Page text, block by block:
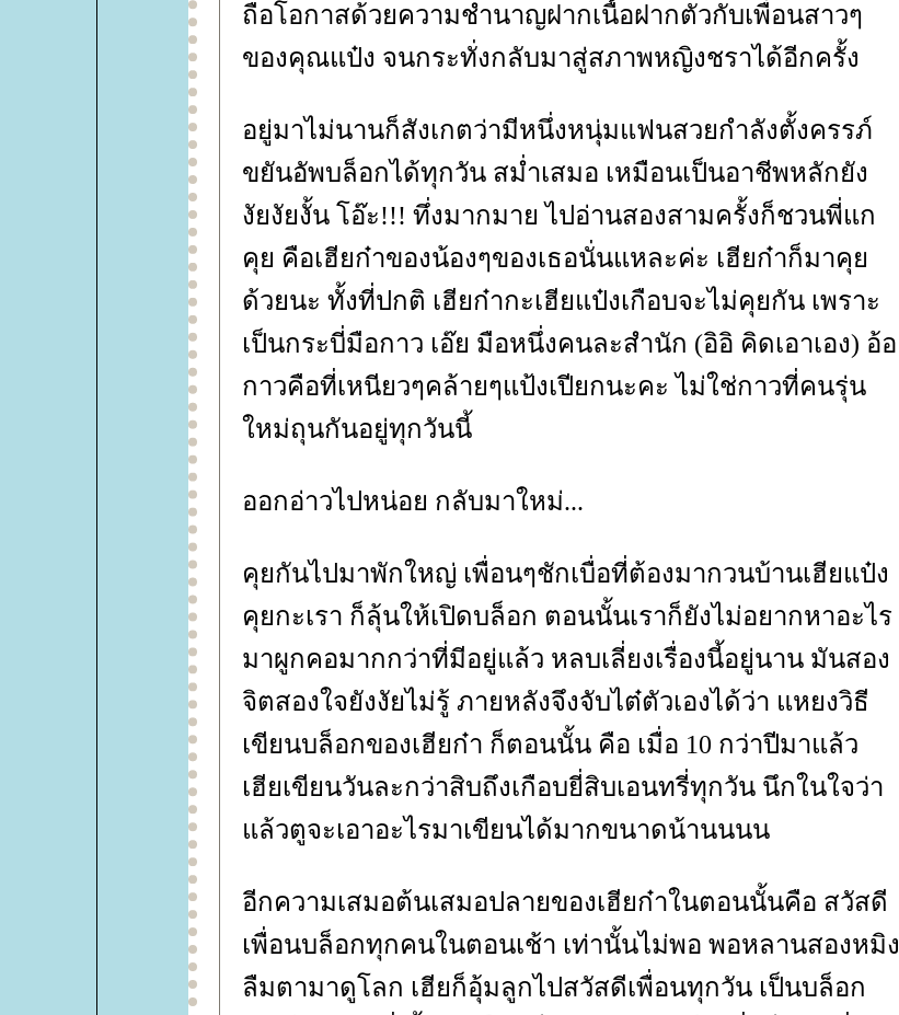
ถือโอกาสด้วยความชำนาญฝากเนื้อฝากตัวกับเพื่อนสาวๆ
ของคุณแป๋ง จนกระทั่งกลับมาสู่สภาพหญิงชราได้อีกครั้ง
อยู่มาไม่นานก็สังเกตว่ามีหนึ่งหนุ่มแฟนสวยกำลังตั้งครรภ์
ขยันอัพบล็อกได้ทุกวัน สม่ำเสมอ เหมือนเป็นอาชีพหลักยัง
งัยงัยงั้น โอ๊ะ!!! ทึ่งมากมาย ไปอ่านสองสามครั้งก็ชวนพี่แก
คุย คือเฮียก๋าของน้องๆของเธอนั่นแหละค่ะ เฮียก๋าก็มาคุ
ด้วยนะ ทั้งที่ปกติ เฮียก๋ากะเฮียแป๋งเกือบจะไม่คุยกัน เพราะ
เป็นกระบี่มือกาว เอ๊ย มือหนึ่งคนละสำนัก (อิอิ คิดเอาเอง) อ้อ
กาวคือที่เหนียวๆคล้ายๆแป้งเปียกนะคะ ไม่ใช่กาวที่คนรุ่น
หม่ถุนกันอยู่ทุกวันนี้
ออกอ่าวไปหน่อย กลับมาใหม่...
คุยกันไปมาพักใหญ่ เพื่อนๆชักเบื่อที่ต้องมากวนบ้านเฮียแป๋ง
คุยกะเรา ก็ลุ้นให้เปิดบล็อก ตอนนั้นเราก็ยังไม่อยากหาอะไร
มาผูกคอมากกว่าที่มีอยู่แล้ว หลบเลี่ยงเรื่องนี้อยู่นาน มันสอง
จิตสองใจยังงัยไม่รู้ ภายหลังจึงจับไต๋ตัวเองได้ว่า แหยงวิธี
เขียนบล็อกของเฮียก๋า ก็ตอนนั้น คือ เมื่อ 10 กว่าปีมาแล้ว
เฮียเขียนวันละกว่าสิบถึงเกือบยี่สิบเอนทรี่ทุกวัน นึกในใจว่า
ล้วตูจะเอาอะไรมาเขียนได้มากขนาดน้านนนน
อีกความเสมอต้นเสมอปลายของเฮียก๋าในตอนนั้นคือ สวัสดี
เพื่อนบล็อกทุกคนในตอนเช้า เท่านั้นไม่พอ พอหลานสองหมิง
ลืมตามาดูโลก เฮียก็อุ้มลูกไปสวัสดีเพื่อนทุกวัน เป็นบล็อก